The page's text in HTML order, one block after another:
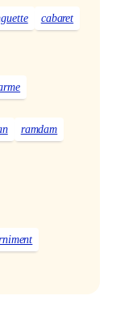
cabaret
ramdam